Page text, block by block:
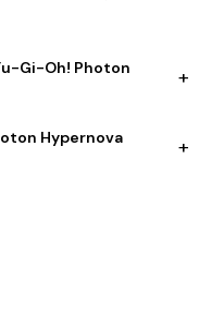
Gi-Oh! Photon
+
Hypernova
+